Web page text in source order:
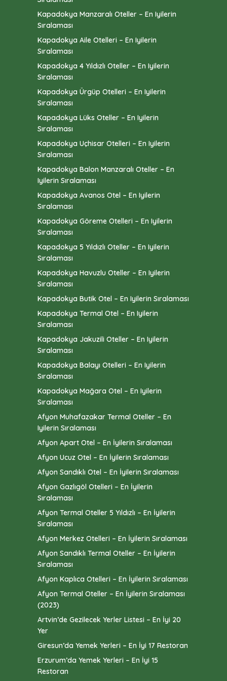
Kapadokya Manzaralı Oteller – En Iyilerin
Sıralaması
Kapadokya Aile Otelleri – En Iyilerin
Sıralaması
Kapadokya 4 Yıldızlı Oteller – En Iyilerin
Sıralaması
Kapadokya Ürgüp Otelleri – En Iyilerin
Sıralaması
Kapadokya Lüks Oteller – En Iyilerin
Sıralaması
Kapadokya Uçhisar Otelleri – En Iyilerin
Sıralaması
Kapadokya Balon Manzaralı Oteller – En
Iyilerin Sıralaması
Kapadokya Avanos Otel – En Iyilerin
Sıralaması
Kapadokya Göreme Otelleri – En Iyilerin
Sıralaması
Kapadokya 5 Yıldızlı Oteller – En Iyilerin
Sıralaması
Kapadokya Havuzlu Oteller – En Iyilerin
Sıralaması
Kapadokya Butik Otel – En Iyilerin Sıralaması
Kapadokya Termal Otel – En Iyilerin
Sıralaması
Kapadokya Jakuzili Oteller – En Iyilerin
Sıralaması
Kapadokya Balayı Otelleri – En Iyilerin
Sıralaması
Kapadokya Mağara Otel – En Iyilerin
Sıralaması
Afyon Muhafazakar Termal Oteller – En
Iyilerin Sıralaması
Afyon Apart Otel – En İyilerin Sıralaması
Afyon Ucuz Otel – En İyilerin Sıralaması
Afyon Sandıklı Otel – En İyilerin Sıralaması
Afyon Gazlıgöl Otelleri – En İyilerin
Sıralaması
Afyon Termal Oteller 5 Yıldızlı – En İyilerin
Sıralaması
Afyon Merkez Otelleri – En İyilerin Sıralaması
Afyon Sandıklı Termal Oteller – En İyilerin
Sıralaması
Afyon Kaplıca Otelleri – En İyilerin Sıralaması
Afyon Termal Oteller – En İyilerin Sıralaması
(2023)
Artvin’de Gezilecek Yerler Listesi – En İyi 20
Yer
Giresun’da Yemek Yerleri – En İyi 17 Restoran
Erzurum’da Yemek Yerleri – En İyi 15
Restoran